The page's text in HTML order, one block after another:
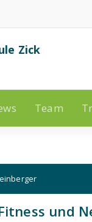
Team
und